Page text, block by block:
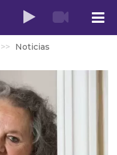
Noticias